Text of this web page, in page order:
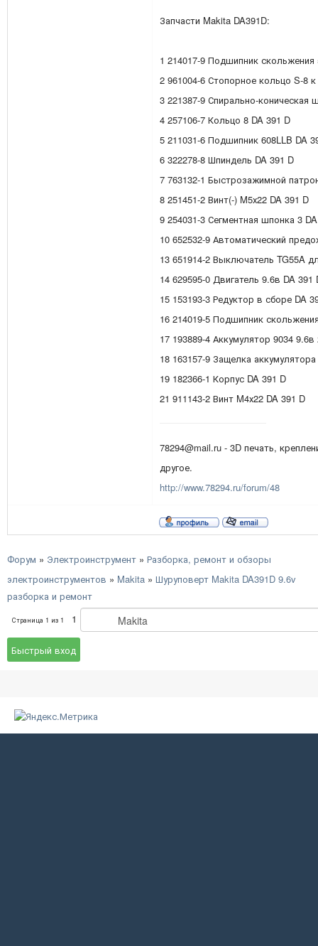
Запчасти Makita DA391D:
1 214017-9 Подшипник скольжения
2 961004-6 Стопорное кольцо S-8 к
3 221387-9 Спирально-коническая
4 257106-7 Кольцо 8 DA 391 D
5 211031-6 Подшипник 608LLB DA
6 322278-8 Шпиндель DA 391 D
7 763132-1 Быстрозажимной
8 251451-2 Винт(-) M5х22 DA 391 D
9 254031-3 Сегментная шпонка 3
10 652532-9 Автоматический
13 651914-2 Выключатель TG55A
14 629595-0 Двигатель 9.6в DA 391
15 153193-3 Редуктор в сборе DA
16 214019-5 Подшипник
17 193889-4 Аккумулятор 9034 9.6в
18 163157-9 Защелка
19 182366-1 Корпус DA 391 D
21 911143-2 Винт M4х22 DA 391 D
78294@mail.ru - 3D печать,
другое.
http://www.78294.ru/forum/48
Форум » Электроинструмент » Разборка, ремонт и обзоры
электроинструментов » Makita » Шуруповерт Makita DA391D 9.6v
разборка и ремонт
Страница 1 из 1 1